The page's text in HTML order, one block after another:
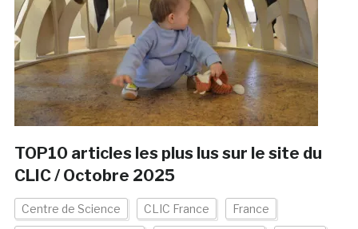
TOP10 articles les plus lus sur le site du
CLIC / Octobre 2025
Centre de Science CLIC France France